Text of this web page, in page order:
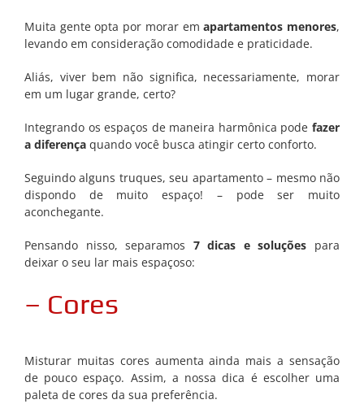
Muita gente opta por morar emapartamentos menores,
levando em consideração comodidade e praticidade.
Aliás, viver bem não significa, necessariamente, morar
em um lugar grande, certo?
Integrando os espaços de maneira harmônica pode fazer
a diferença quando você busca atingir certo conforto.
Seguindo alguns truques, seu apartamento – mesmo não
dispondo de muito espaço! – pode ser muito
aconchegante.
Pensando nisso, separamos 7 dicas e soluções para
deixar o seu lar mais espaçoso:
– Cores
Misturar muitas cores aumenta ainda mais a sensação
de pouco espaço. Assim, a nossa dica é escolher uma
paleta de cores da sua preferência.